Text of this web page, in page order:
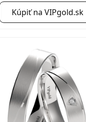
Kúpiť na VIPgold.sk